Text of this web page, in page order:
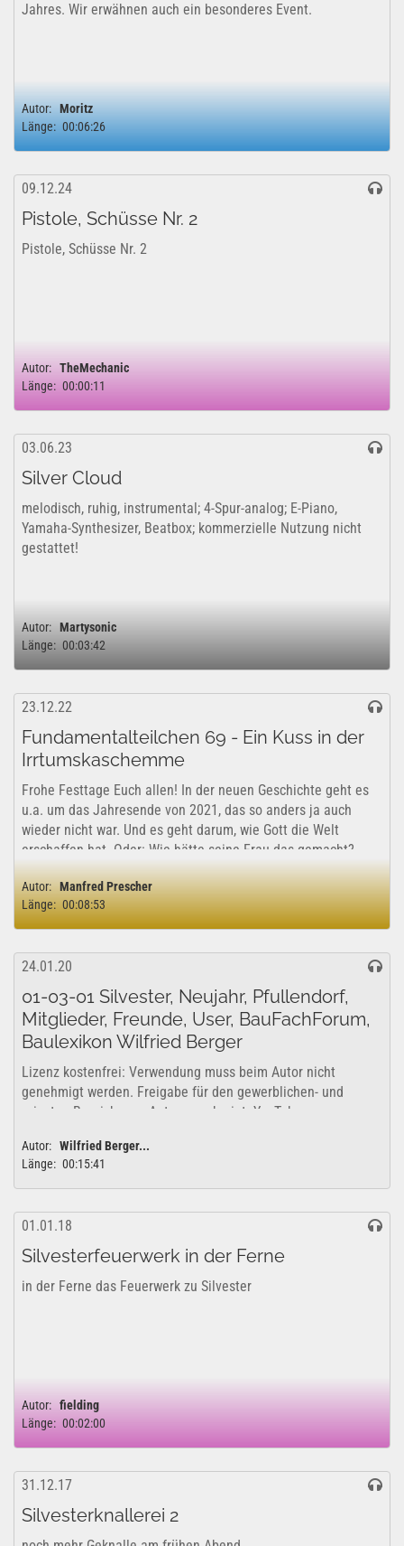
Jahres. Wir erwähnen auch ein besonderes Event.
Autor: Moritz
Länge: 00:06:26
09.12.24
Pistole, Schüsse Nr. 2
Pistole, Schüsse Nr. 2
Autor: TheMechanic
Länge: 00:00:11
03.06.23
Silver Cloud
melodisch, ruhig, instrumental; 4-Spur-analog; E-Piano,
Yamaha-Synthesizer, Beatbox; kommerzielle Nutzung nicht
gestattet!
Autor: Martysonic
Länge: 00:03:42
23.12.22
Fundamentalteilchen 69 - Ein Kuss in der
Irrtumskaschemme
Frohe Festtage Euch allen! In der neuen Geschichte geht es
u.a. um das Jahresende von 2021, das so anders ja auch
wieder nicht war. Und es geht darum, wie Gott die Welt
erschaffen hat. Oder: Wie hätte seine Frau das gemacht?
Besser? Anders? Bevor die...
Autor: Manfred Prescher
Länge: 00:08:53
24.01.20
01-03-01 Silvester, Neujahr, Pfullendorf,
Mitglieder, Freunde, User, BauFachForum,
Baulexikon Wilfried Berger
Lizenz kostenfrei: Verwendung muss beim Autor nicht
genehmigt werden. Freigabe für den gewerblichen- und
privaten Bereich vom Autor genehmigt. YouTube
Autor: Wilfried Berger...
Länge: 00:15:41
01.01.18
Silvesterfeuerwerk in der Ferne
in der Ferne das Feuerwerk zu Silvester
Autor: fielding
Länge: 00:02:00
31.12.17
Silvesterknallerei 2